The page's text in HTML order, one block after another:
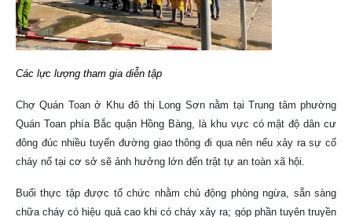
Các lực lượng tham gia diễn tập
Chợ Quán Toan ở Khu đô thị Long Sơn nằm tại Trung tâm phường
Quán Toan phía Bắc quận Hồng Bàng, là khu vực có mật độ dân cư
đông đúc nhiều tuyến đường giao thông đi qua nên nếu xảy ra sự cố
cháy nổ tại cơ sở sẽ ảnh hưởng lớn đến trật tự an toàn xã hội.
Buổi thực tập được tổ chức nhằm chủ động phòng ngừa, sẵn sàng
chữa cháy có hiệu quả cao khi có cháy xảy ra; góp phần tuyên truyền